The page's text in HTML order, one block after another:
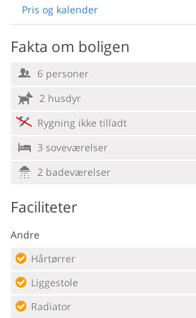
Pris og kalender
Fakta om boligen
6 personer
2 husdyr
Rygning ikke tilladt
3 soveværelser
2 badeværelser
Faciliteter
Andre
Hårtørrer
Liggestole
Radiator